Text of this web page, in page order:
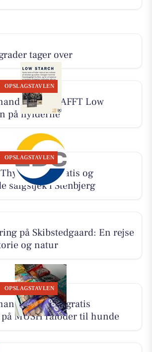
tager over
OPSLAGSTAVLEN
har KRAFFT Low
på hylderne
OPSLAGSTAVLEN
tilbyder gratis og
salgstjek i Stenbjerg
på Skibstedgaard: En rejse
og natur
OPSLAGSTAVLEN
tilbyder gratis
MUSH råfoder til hunde